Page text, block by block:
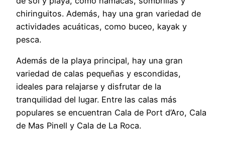
chiringuitos. Además, hay una gran variedad de
actividades acuáticas, como buceo, kayak y
pesca.
Además de la playa principal, hay una gran
variedad de calas pequeñas y escondidas,
ideales para relajarse y disfrutar de la
tranquilidad del lugar. Entre las calas más
populares se encuentran Cala de Port d’Aro, Cala
de Mas Pinell y Cala de La Roca.